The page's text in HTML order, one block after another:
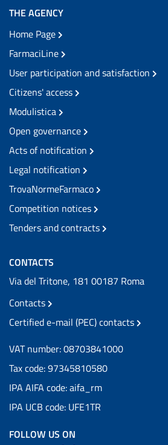
THE AGENCY
Home Page
FarmaciLine
User participation and satisfaction
Citizens' access
Modulistica
Open governance
Acts of notification
Legal notification
TrovaNormeFarmaco
Competition notices
Tenders and contracts
CONTACTS
Via del Tritone, 181 00187 Roma
Contacts
Certified e-mail (PEC) contacts
VAT number: 08703841000
Tax code: 97345810580
IPA AIFA code: aifa_rm
IPA UCB code: UFE1TR
FOLLOW US ON